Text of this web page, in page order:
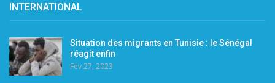
INTERNATIONAL
Situation des migrants en Tunisie : le Sénégal
réagit enfin
Fév 27, 2023